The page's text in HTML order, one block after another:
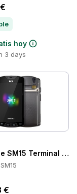
hoy
3 days
SM15 Terminal de
€